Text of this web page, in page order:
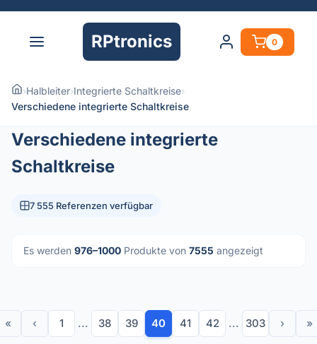
RPtronics 0
›Halbleiter›Integrierte Schaltkreise›
Verschiedene integrierte Schaltkreise
Verschiedene integrierte
Schaltkreise
7 555 Referenzen verfügbar
Es werden 976–1000 Produkte von 7555 angezeigt
« ‹ 1 ... 38 39 40 41 42 ... 303 › »